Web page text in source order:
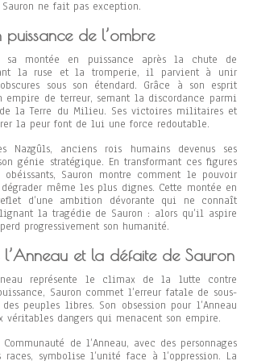
ne fait pas exception.
puissance de l’ombre
sa montée en puissance après la chute de
la ruse et la tromperie, il parvient à unir
sous son étendard. Grâce à son esprit
de terreur, semant la discordance parmi
la Terre du Milieu. Ses victoires militaires et
la peur font de lui une force redoutable.
Nazgûls, anciens rois humains devenus ses
génie stratégique. En transformant ces figures
obéissants, Sauron montre comment le pouvoir
même les plus dignes. Cette montée en
d’une ambition dévorante qui ne connaît
la tragédie de Sauron : alors qu’il aspire
progressivement son humanité.
l’Anneau et la défaite de Sauron
représente le climax de la lutte contre
Sauron commet l’erreur fatale de sous-
peuples libres. Son obsession pour l’Anneau
véritables dangers qui menacent son empire.
de l’Anneau, avec des personnages
races, symbolise l’unité face à l’oppression. La